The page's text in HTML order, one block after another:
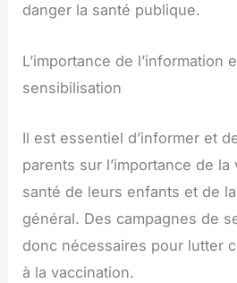
danger la santé publique.
L’importance de l’information
sensibilisation
Il est essentiel d’informer et
parents sur l’importance de
santé de leurs enfants et de
général. Des campagnes de
donc nécessaires pour lutter
à la vaccination.